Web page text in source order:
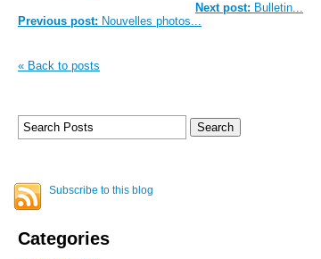
Next post: Bulletin...
Previous post: Nouvelles photos...
« Back to posts
Subscribe to this blog
Categories